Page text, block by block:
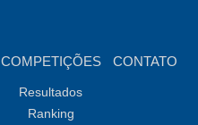
COMPETIÇÕES
Resultados
Ranking
CONTATO